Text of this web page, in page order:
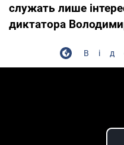
служать лише
диктатора